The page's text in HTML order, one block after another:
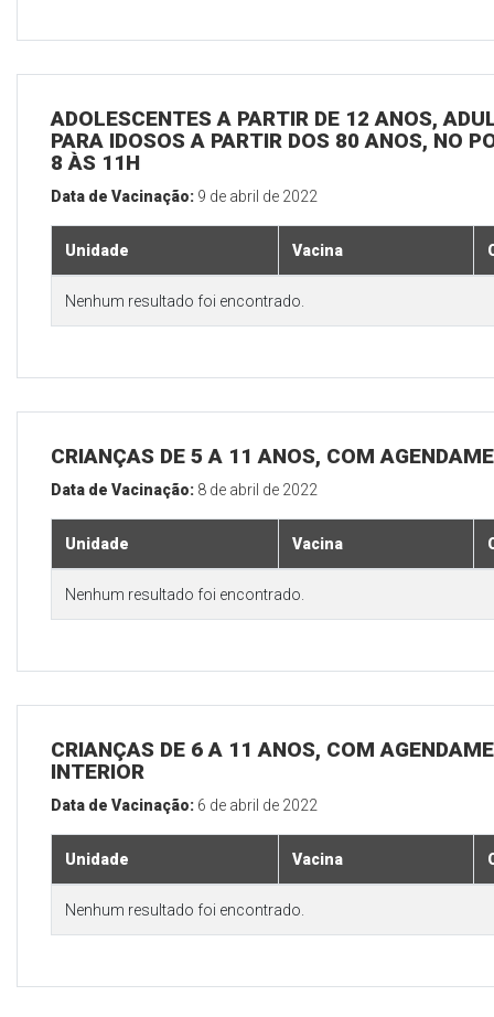
ADOLESCENTES A PARTIR DE 12 ANOS,
PARA IDOSOS A PARTIR DOS 80 ANOS, NO
8 ÀS 11H
Data de Vacinação: 9 de abril de 2022
Unidade Vacina
Nenhum resultado foi encontrado.
CRIANÇAS DE 5 A 11 ANOS, COM
Data de Vacinação: 8 de abril de 2022
Unidade Vacina
Nenhum resultado foi encontrado.
CRIANÇAS DE 6 A 11 ANOS, COM
INTERIOR
Data de Vacinação: 6 de abril de 2022
Unidade Vacina
Nenhum resultado foi encontrado.